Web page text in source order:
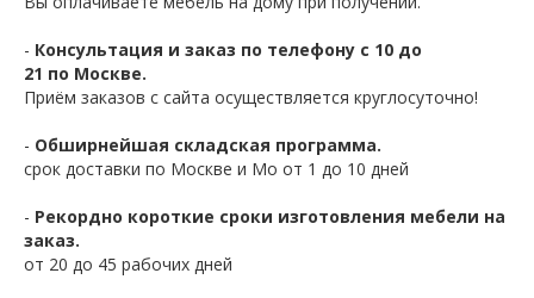
- Консультация и заказ по телефону с 10 до
21 по Москве.
Приём заказов с сайта осуществляется круглосуточно!
- Обширнейшая складская программа.
срок доставки по Москве и Мо от 1 до 10 дней
- Рекордно короткие сроки изготовления мебели на
заказ.
от 20 до 45 рабочих дней